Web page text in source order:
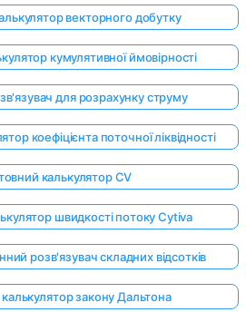
векторного добутку
кумулятивної ймовірності
для розрахунку струму
коефіцієнта поточної ліквідності
калькулятор CV
швидкості потоку Cytiva
розв'язувач складних відсотків
закону Дальтона